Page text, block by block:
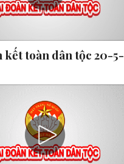
kết toàn dân tộc 20-5-